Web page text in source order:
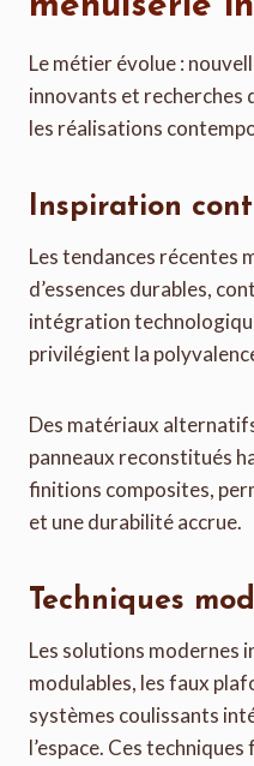
Le métier évolue :
innovants et recherches
les réalisations
Inspiration
Les tendances récentes
d’essences durables,
intégration
privilégient la
Des matériaux
panneaux reconstitués
finitions composites,
et une durabilité accrue.
Techniques
Les solutions modernes
modulables, les faux
systèmes coulissants
l’espace. Ces